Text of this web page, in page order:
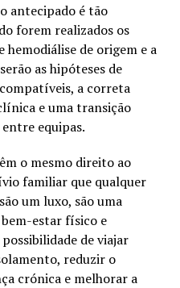
antecipado é tão
forem realizados os
de origem e a
as hipóteses de
a correta
e uma transição
equipas.
o mesmo direito ao
familiar que qualquer
um luxo, são uma
estar físico e
de viajar
reduzir o
crónica e melhorar a